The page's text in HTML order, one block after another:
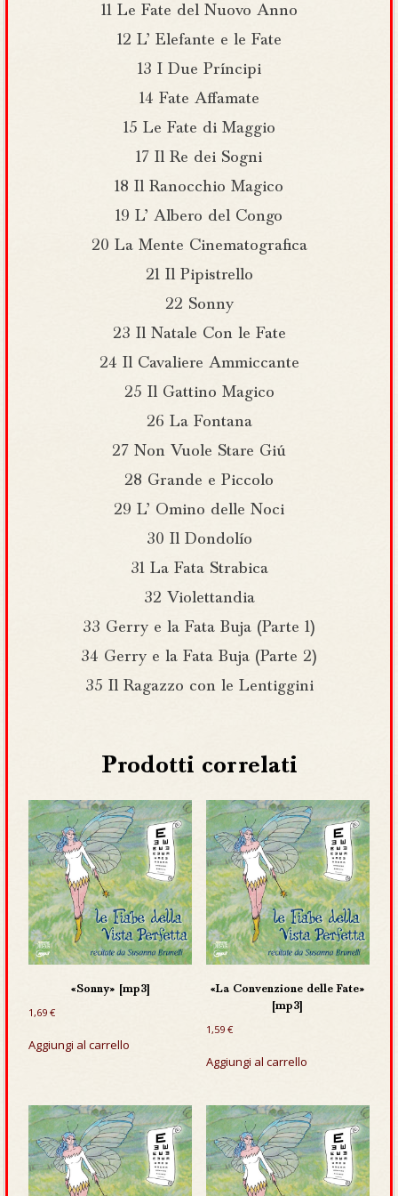
11 Le Fate del Nuovo Anno
12 L’ Elefante e le Fate
13 I Due Príncipi
14 Fate Affamate
15 Le Fate di Maggio
17 Il Re dei Sogni
18 Il Ranocchio Magico
19 L’ Albero del Congo
20 La Mente Cinematografica
21 Il Pipistrello
22 Sonny
23 Il Natale Con le Fate
24 Il Cavaliere Ammiccante
25 Il Gattino Magico
26 La Fontana
27 Non Vuole Stare Giú
28 Grande e Piccolo
29 L’ Omino delle Noci
30 Il Dondolío
31 La Fata Strabica
32 Violettandia
33 Gerry e la Fata Buja (Parte 1)
34 Gerry e la Fata Buja (Parte 2)
35 Il Ragazzo con le Lentiggini
Prodotti correlati
«Sonny» [mp3]
1,69€
Aggiungi al carrello
«La Convenzione delle Fate»
[mp3]
1,59 €
Aggiungi al carrello